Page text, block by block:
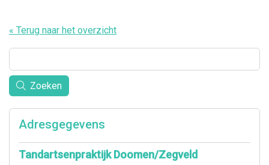
« Terug naar het overzicht
Zoeken
Adresgegevens
Tandartsenpraktijk Doomen/Zegveld